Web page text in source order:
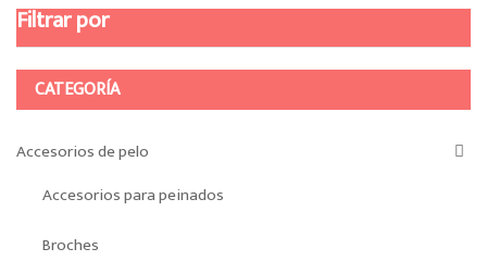
Filtrar por
CATEGORÍA
Accesorios de pelo
Accesorios para peinados
Broches